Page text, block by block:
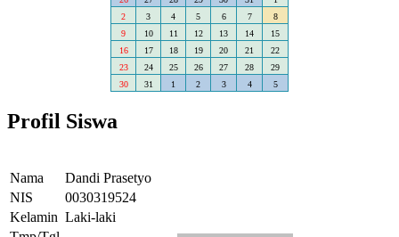
2
3 4 5 6 7
8
9
10 11 12 13 14
15
16
17 18 19 20 21
22
23
24 25 26 27 28
29
30
31 1 2 3 4 5
Profil Siswa
Nama
Dandi Prasetyo
NIS
0030319524
Kelamin Laki-laki